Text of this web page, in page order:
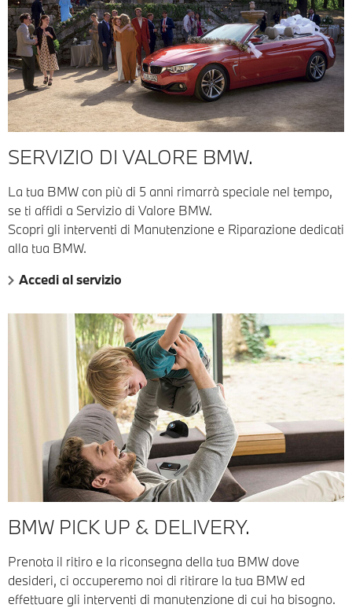
SERVIZIO DI VALORE BMW.
La tua BMW con più di 5 anni rimarrà speciale nel tempo,
se ti affidi a Servizio di Valore BMW.
Scopri gli interventi di Manutenzione e Riparazione dedicati
alla tua BMW.
Accedi al servizio
BMW PICK UP & DELIVERY.
Prenota il ritiro e la riconsegna della tua BMW dove
desideri, ci occuperemo noi di ritirare la tua BMW ed
effettuare gli interventi di manutenzione di cui ha bisogno.